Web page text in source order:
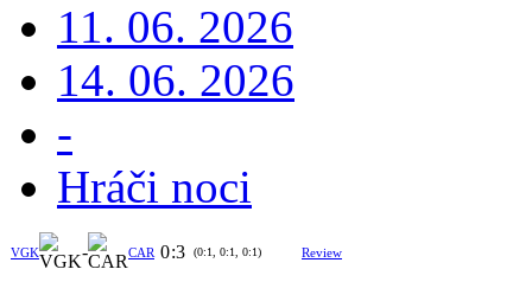
11. 06. 2026
14. 06. 2026
-
Hráči noci
VGK - CAR 0:3 (0:1, 0:1, 0:1) Review